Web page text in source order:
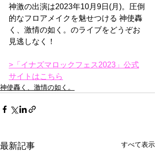
神激の出演は2023年10月9日(月)。圧倒
的なフロアメイクを魅せつける 神使轟
く、激情の如く。のライブをどうぞお
見逃しなく！
>「イナズマロックフェス2023」公式
サイトはこちら
神使轟く、激情の如く。
最新記事 すべて表示